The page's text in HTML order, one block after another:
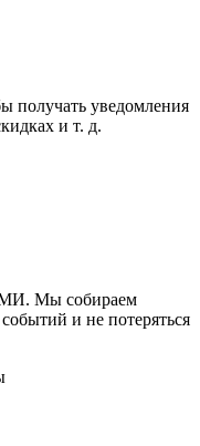
получать уведомления
и т. д.
Мы собираем
и не потеряться